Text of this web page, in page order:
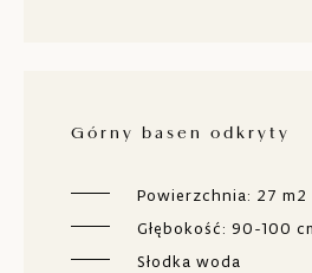
Górny basen odkryty
Powierzchnia: 27 m2
Głębokość: 90-100
Słodka woda